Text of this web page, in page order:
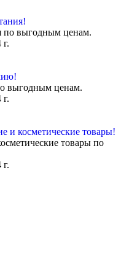
по выгодным ценам.
выгодным ценам.
и косметические товары!
товары по